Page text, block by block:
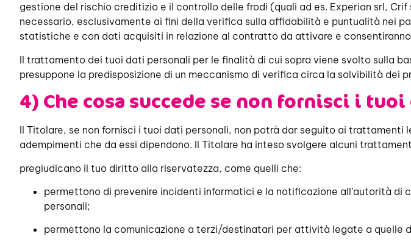
gestione del rischio creditizio e il controllo delle frodi (quali ad es. Experian srl,
necessario, esclusivamente ai fini della verifica sulla affidabilità e puntualità nei
statistiche e con dati acquisiti in relazione al contratto da attivare e
Il trattamento dei tuoi dati personali per le finalità di cui sopra viene svolto sulla
presuppone la predisposizione di un meccanismo di verifica circa la solvibilità dei
4) Che cosa succede se non fornisci i tuoi
Il Titolare, se non fornisci i tuoi dati personali, non potrà dar seguito ai
adempimenti che da essi dipendono. Il Titolare ha inteso svolgere alcuni
pregiudicano il tuo diritto alla riservatezza, come quelli che:
permettono di prevenire incidenti informatici e la notificazione all’autorità
personali;
permettono la comunicazione a terzi/destinatari per attività legate a quelle